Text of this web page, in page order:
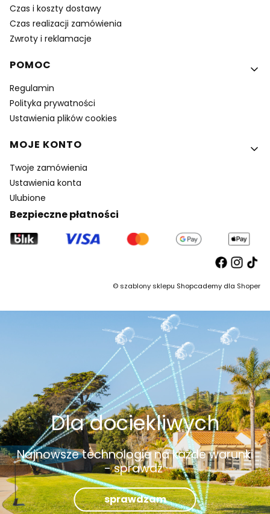
Czas i koszty dostawy
Czas realizacji zamówienia
Zwroty i reklamacje
POMOC
Regulamin
Polityka prywatności
Ustawienia plików cookies
MOJE KONTO
Twoje zamówienia
Ustawienia konta
Ulubione
Bezpieczne płatności
©szablony sklepu Shopcademy dla Shoper
Dla dociekliwych
Najnowsze technologie na każde warunki
- sprawdź
sprawdzam